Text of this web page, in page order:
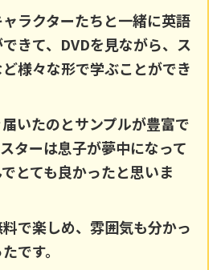
ラクターたちと一緒に英語
きて、DVDを見ながら、ス
様々な形で学ぶことができ
いたのとサンプルが豊富で
ターは息子が夢中になって
とても良かったと思いま
で楽しめ、雰囲気も分かっ
です。